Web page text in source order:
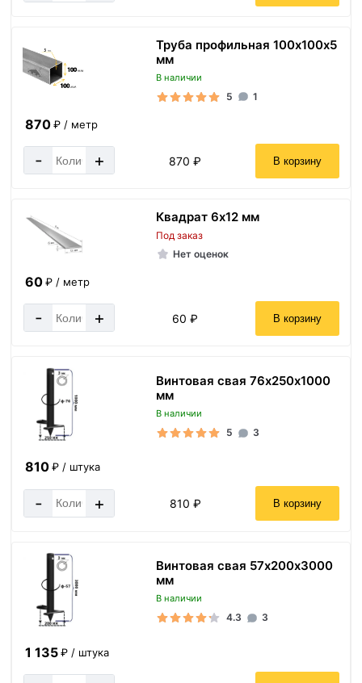
Труба профильная 100х100х5
мм
В наличии
5 1
870₽ / метр
- + 870 ₽ В корзину
Квадрат 6х12 мм
Под заказ
Нет оценок
60₽ / метр
- + 60 ₽ В корзину
Винтовая свая 76х250х1000
мм
В наличии
5 3
810₽ / штука
- + 810 ₽ В корзину
Винтовая свая 57х200х3000
мм
В наличии
4.3 3
1 135₽ / штука